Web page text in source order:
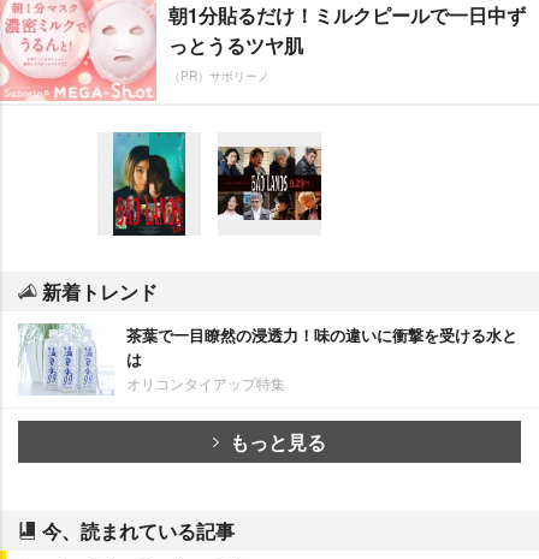
朝1分貼るだけ！ミルクピールで一日中ず
っとうるツヤ肌
（PR）サボリーノ
新着トレンド
茶葉で一目瞭然の浸透力！味の違いに衝撃を受ける水と
は
オリコンタイアップ特集
もっと見る
今、読まれている記事